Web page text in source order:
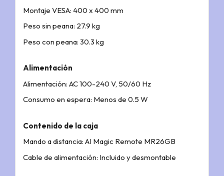
Montaje VESA: 400 x 400 mm
Peso sin peana: 27.9 kg
Peso con peana: 30.3 kg
Alimentación
Alimentación: AC 100-240 V, 50/60 Hz
Consumo en espera: Menos de 0.5 W
Contenido de la caja
Mando a distancia: AI Magic Remote MR26GB
Cable de alimentación: Incluido y desmontable